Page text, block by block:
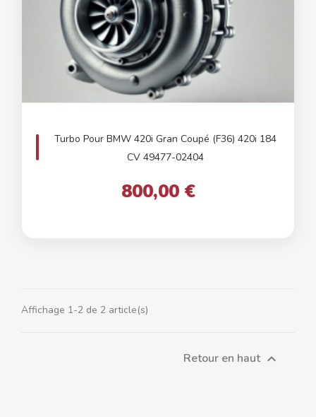
Turbo Pour BMW 420i Gran Coupé (F36) 420i 184
CV 49477-02404
800,00 €
Affichage 1-2 de 2 article(s)
Retour en haut 